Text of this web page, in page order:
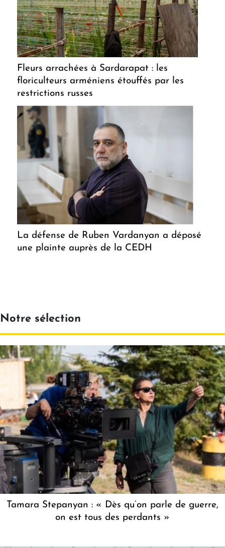
Fleurs arrachées à Sardarapat : les
floriculteurs arméniens étouffés par les
restrictions russes
La défense de Ruben Vardanyan a déposé
une plainte auprès de la CEDH
Notre sélection
Tamara Stepanyan : « Dès qu’on parle de guerre,
on est tous des perdants »